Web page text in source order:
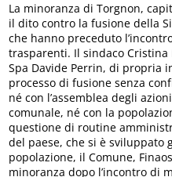
La minoranza di Torgnon,
il dito contro la fusione della
che hanno preceduto
trasparenti. Il sindaco
Spa Davide Perrin, di propria
processo di fusione senza
né con l’assemblea degli
comunale, né con la
questione di routine
del paese, che si è sviluppato
popolazione, il Comune,
minoranza dopo l’incontro di